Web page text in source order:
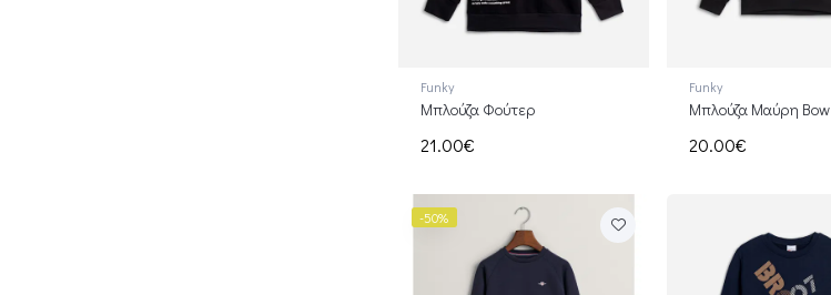
Funky
Μπλούζα Φούτερ
21.00€
Funky
Μπλούζα Μαύρη Bow
20.00€
-50%